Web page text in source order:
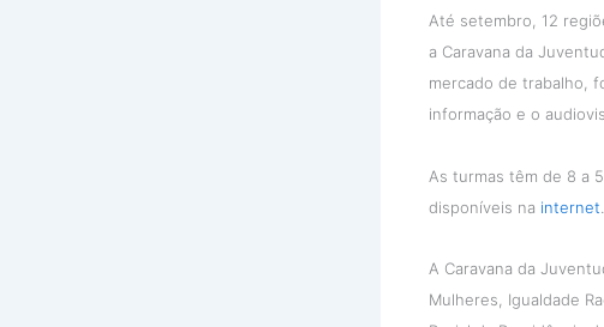
Até setembro, 12
a Caravana da
mercado de trabalho,
informação e o
As turmas têm de 8 a
disponíveis na internet
A Caravana da
Mulheres, Igualdade